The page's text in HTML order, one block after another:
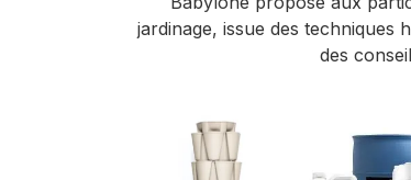
jardinage, issue des techniques
des